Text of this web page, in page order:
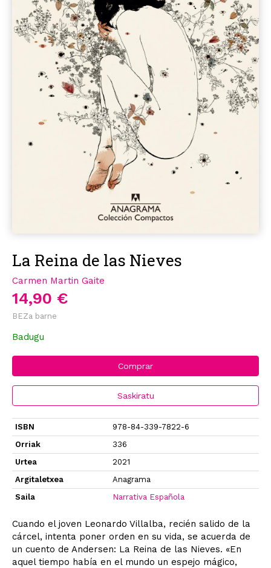
La Reina de las Nieves
Carmen Martin Gaite
14,90 €
BEZa barne
Badugu
Comprar
Saskiratu
ISBN
978-84-339-7822-6
Orriak
336
Urtea
2021
Argitaletxea
Anagrama
Saila
Narrativa Española
Cuando el joven Leonardo Villalba, recién salido de la
cárcel, intenta poner orden en su vida, se acuerda de
un cuento de Andersen: La Reina de las Nieves. «En
aquel tiempo había en el mundo un espejo mágico,